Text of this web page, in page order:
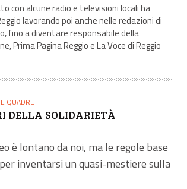
con alcune radio e televisioni locali ha
lavorando poi anche nelle redazioni di
fino a diventare responsabile della
Prima Pagina Reggio e La Voce di Reggio
QUADRE
DELLA SOLIDARIETÀ
è lontano da noi, ma le regole base
inventarsi un quasi-mestiere sulla